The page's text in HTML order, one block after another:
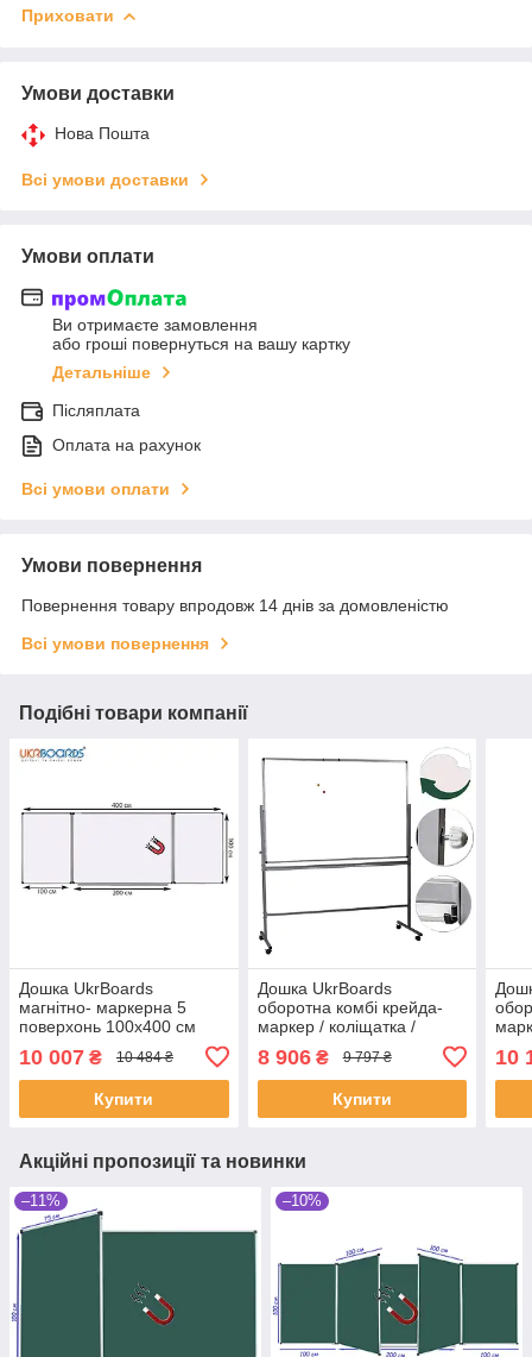
Приховати
Умови доставки
Нова Пошта
Всі умови доставки
Умови оплати
Ви отримаєте замовлення
або гроші повернуться на вашу картку
Детальніше
Післяплата
Оплата на рахунок
Всі умови оплати
Умови повернення
Повернення товару впродовж 14 днів за домовленістю
Всі умови повернення
Подібні товари компанії
Дошка UkrBoards
магнітно- маркерна 5
поверхонь 100x400 см
10 007 ₴ 10 484 ₴
Купити
Дошка UkrBoards
оборотна комбі крейда-
маркер / коліщатка /
двостороння 100х150 см
(UB-R100x150GW )
8 906₴ 9 797 ₴
Купити
10
Акційні пропозиції та новинки
–11% –10%